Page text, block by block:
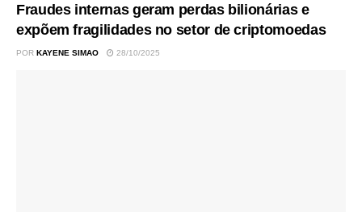
Fraudes internas geram perdas bilionárias e
expõem fragilidades no setor de criptomoedas
POR KAYENE SIMAO 28/10/2025